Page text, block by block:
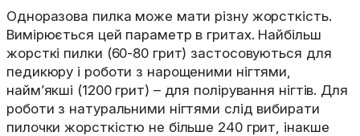
Одноразова пилка може мати різну жорсткість.
Вимірюється цей параметр в гритах. Найбільш
жорсткі пилки (60-80 грит) застосовуються для
педикюру і роботи з нарощеними нігтями,
найм’якші (1200 грит) – для полірування нігтів. Для
роботи з натуральними нігтями слід вибирати
пилочки жорсткістю не більше 240 грит, інакше